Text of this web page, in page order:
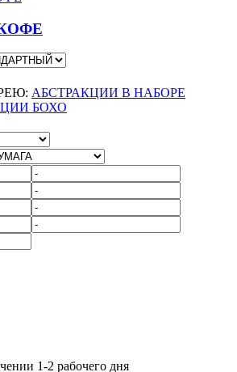
АБСТРАКЦИИ В НАБОРЕ
БОХО
1-2 рабочего дня